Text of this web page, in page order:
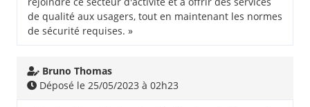
de qualité aux usagers, tout en maintenant les normes
de sécurité requises. »
Bruno Thomas
Déposé le 25/05/2023 à 02h23